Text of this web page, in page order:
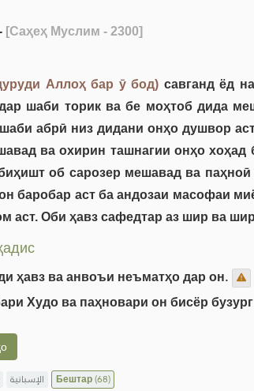
[Саҳеҳ Муслим - 2300]
Аллоҳ бар ӯ бод) савганд ёд
шаби торик ва бе моҳтоб дида
абрӣ низ дидани онҳо душвор
ва охирин ташнагии онҳо
об сарозер мешавад ва
баробар аст ба андозаи масофаи
аст. Оби ҳавз сафедтар аз шир ва
ҳавз ва анвоъи неъматҳо дар он.
Худо ва паҳновари он бисёр
الإسبانية Бештар(68)